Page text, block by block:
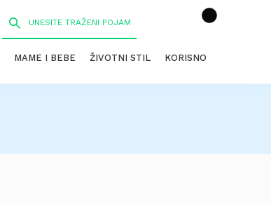
MAME I BEBE ŽIVOTNI STIL KORISNO